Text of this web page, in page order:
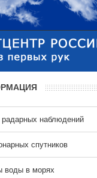
наблюдений
спутников
воды в морях